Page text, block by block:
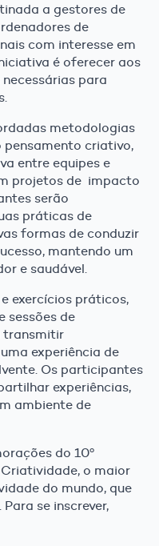
a gestores de
de
com interesse em
é oferecer aos
para
metodologias
criativo,
entre equipes e
projetos de impacto
serão
práticas de
formas de conduzir
mantendo um
e saudável.
exercícios práticos,
sessões de
transmitir
experiência de
Os participantes
experiências,
ambiente de
do 10º
o maior
do mundo, que
se inscrever,